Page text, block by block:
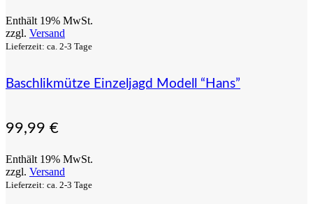
Enthält 19% MwSt.
zzgl. Versand
Lieferzeit: ca. 2-3 Tage
Baschlikmütze Einzeljagd Modell “Hans”
99,99 €
Enthält 19% MwSt.
zzgl. Versand
Lieferzeit: ca. 2-3 Tage